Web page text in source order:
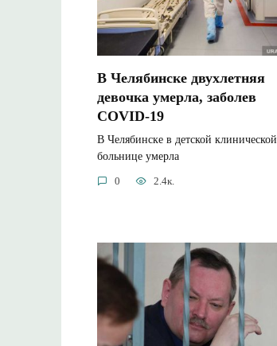
В Челябинске двухлетняя
девочка умерла, заболев
COVID-19
В Челябинске в детской клинической
больнице умерла
0 2.4к.